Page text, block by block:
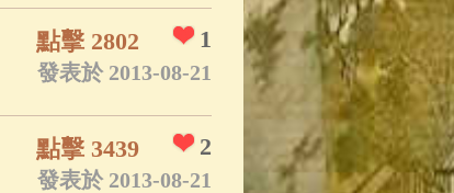
1
點擊 2802
發表於 2013-08-21
2
點擊 3439
發表於 2013-08-21